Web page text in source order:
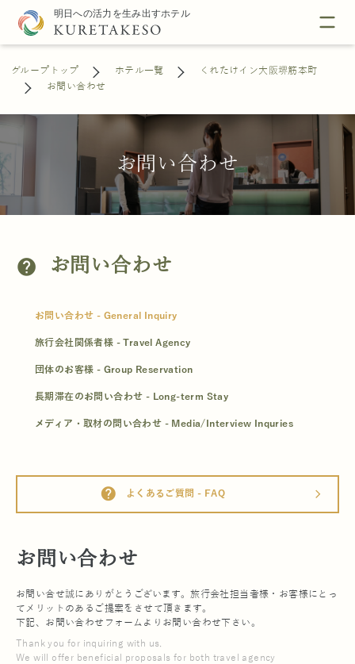
グループトップ ホテル一覧
くれたけイン大阪堺筋本町
お問い合わせ
お問い合わせ
help お問い合わせ
お問い合わせ - General Inquiry
旅行会社関係者様 - Travel Agency
団体のお客様 - Group Reservation
長期滞在のお問い合わせ - Long-term Stay
メディア・取材の問い合わせ - Media/Interview Inquries
help よくあるご質問 - FAQ arrow_forward_ios
お問い合わせ
お問い合せ誠にありがとうございます。旅行会社担当者様・お客様にとっ
てメリットのあるご提案をさせて頂きます。
下記、お問い合わせフォームよりお問い合わせ下さい。
Thank you for inquiring with us.
We will offer beneficial proposals for both travel agency